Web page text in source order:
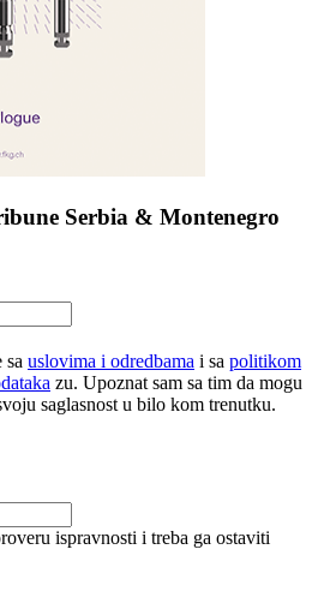
Serbia & Montenegro
sa uslovima i odredbama i sa politikom
zu. Upoznat sam sa tim da mogu
saglasnost u bilo kom trenutku.
ispravnosti i treba ga ostaviti